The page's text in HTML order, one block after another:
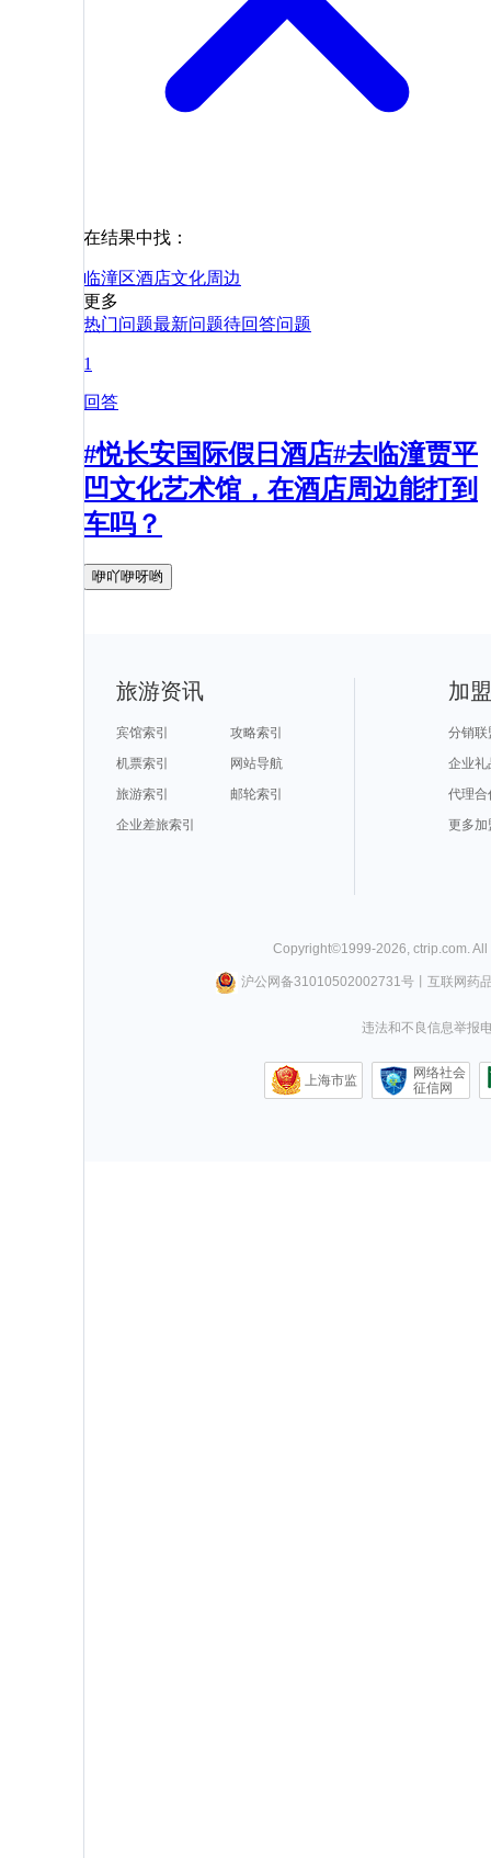
在结果中找：
临潼区酒店文化周边
更多
热门问题最新问题待回答问题
1
回答
#悦长安国际假日酒店#去临潼贾平
凹文化艺术馆，在酒店周边能打到
车吗？
咿吖咿呀哟
旅游资讯
宾馆索引
攻略索引
机票索引
网站导航
旅游索引
邮轮索引
企业差旅索引
加
分销联
企业礼
代理合
更多加
Copyright©1999-2026 ctrip.com .
沪公网备31010502002731号丨 互联网药
违法和不良信息举报
上海市监
网络社会
征信网